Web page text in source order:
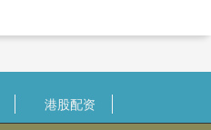
港股配资